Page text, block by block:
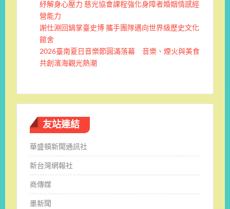
紓解身心壓力 慈光協會課程強化身障者婚姻情感經
營能力
謝仕淵回鍋掌臺史博 攜手團隊邁向世界級歷史文化
館舍
2026臺南夏日音樂節圓滿落幕 音樂、煙火與美食
共創濱海觀光熱潮
友站連結
華盛頓新聞通訊社
新台灣網報社
商傳媒
墨新聞